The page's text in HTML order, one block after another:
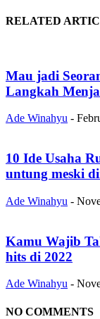
RELATED
Mau jadi
Langkah
Ade Winahyu -
10 Ide Usaha
untung meski
Ade Winahyu -
Kamu Wajib
hits di 2022
Ade Winahyu -
NO COMMENTS